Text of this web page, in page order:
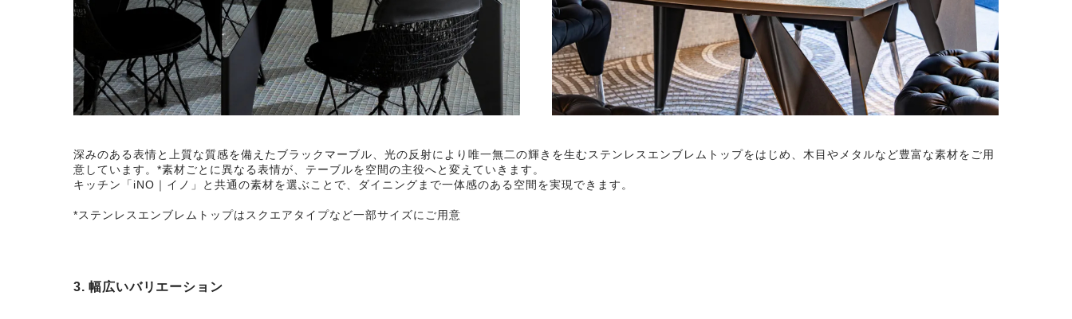
深みのある表情と上質な質感を備えたブラックマーブル、光の反射により唯一無二の輝きを生むステンレスエンブレムトップをはじめ、木目やメタルなど豊富な素材をご用
意しています。*素材ごとに異なる表情が、テーブルを空間の主役へと変えていきます。
キッチン「iNO｜イノ」と共通の素材を選ぶことで、ダイニングまで一体感のある空間を実現できます。
*ステンレスエンブレムトップはスクエアタイプなど一部サイズにご用意
3. 幅広いバリエーション